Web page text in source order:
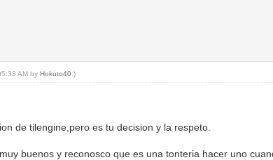
AM byHokuto40 .)
de tilengine,pero es tu decision y la respeto.
buenos y reconosco que es una tonteria hacer uno